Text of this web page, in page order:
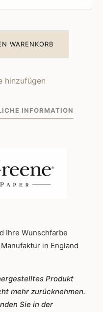
WARENKORB
hinzufügen
INFORMATION
Ihre Wunschfarbe
in England
Produkt
mehr zurücknehmen.
Sie in der